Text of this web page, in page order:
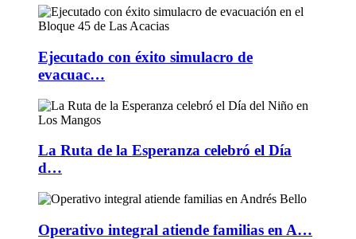
Ejecutado con éxito simulacro de
evacuac…
La Ruta de la Esperanza celebró el Día
d…
Operativo integral atiende familias en A…